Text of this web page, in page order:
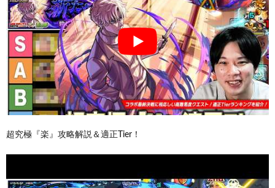
超究極『楽』攻略解説＆適正Tier！